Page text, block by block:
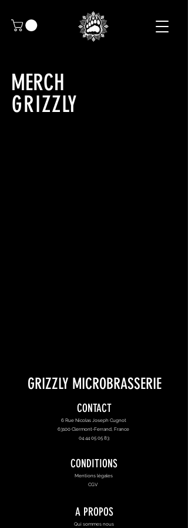
MERCH
GRIZZLY
GRIZZLY MICROBRASSERIE
CONTACT
6 Rue Nicolas Joseph Cugnot
63100 Clermont-Ferrand, France
04 44 05 05 83
CONDITIONS
Mentions légales
CGV
A PROPOS
Qui sommes nous